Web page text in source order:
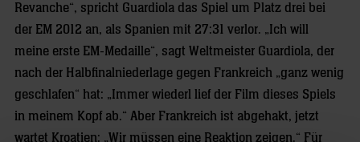
Revanche“, spricht Guardiola das Spiel um Platz drei bei
der EM 2012 an, als Spanien mit 27:31 verlor. „Ich will
meine erste EM-Medaille“, sagt Weltmeister Guardiola, der
nach der Halbfinalniederlage gegen Frankreich „ganz wenig
geschlafen“ hat: „Immer wiederl lief der Film dieses Spiels
in meinem Kopf ab.“ Aber Frankreich ist abgehakt, jetzt
wartet Kroatien: „Wir müssen eine Reaktion zeigen.“ Für